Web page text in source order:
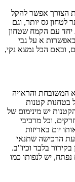
45 מש [ובשעת הצורך אפשר להקל
לטחון גס יותר, וגם
עם הקמח שטחון
א על גבי
ובאם הכל נמצא נקי,
המשובחת והראויה
בטחנות קטנות
יש מינימום של
וכל מרכיבי
יום באריזות
הרכישה שתנאי
בקירור בלבד וכיו"ב.
נפתח, יש לנפותו כמו